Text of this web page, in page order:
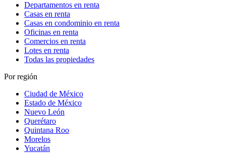
Departamentos en renta
Casas en renta
Casas en condominio en renta
Oficinas en renta
Comercios en renta
Lotes en renta
Todas las propiedades
Por región
Ciudad de México
Estado de México
Nuevo León
Querétaro
Quintana Roo
Morelos
Yucatán